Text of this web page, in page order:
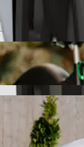
o bici eléctrica
a
Bolt si buscas el
para ti.